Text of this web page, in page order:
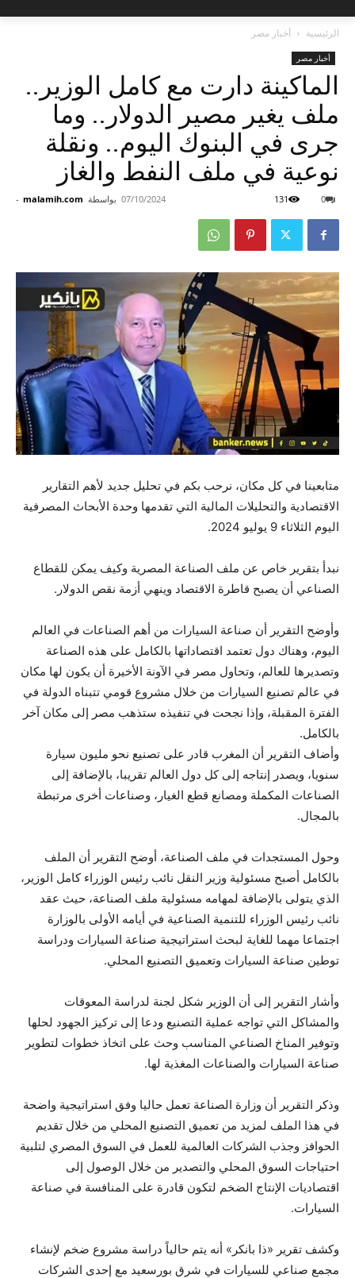
الرئيسية أخبار مصر
أخبار مصر
الماكينة دارت مع كامل الوزير..
ملف يغير مصير الدولار.. وما
جرى في البنوك اليوم.. ونقلة
نوعية في ملف النفط والغاز
بواسطة malamih.com
- 07/10/2024 0
131
متابعينا في كل مكان، نرحب بكم في تحليل جديد لأهم التقارير
الاقتصادية والتحليلات المالية التي تقدمها وحدة الأبحاث المصرفية
اليوم الثلاثاء 9 يوليو 2024.
نبدأ بتقرير خاص عن ملف الصناعة المصرية وكيف يمكن للقطاع
الصناعي أن يصبح قاطرة الاقتصاد وينهي أزمة نقص الدولار.
وأوضح التقرير أن صناعة السيارات من أهم الصناعات في العالم
اليوم، وهناك دول تعتمد اقتصاداتها بالكامل على هذه الصناعة
وتصديرها للعالم، وتحاول مصر في الآونة الأخيرة أن يكون لها مكان
في عالم تصنيع السيارات من خلال مشروع قومي تتبناه الدولة في
الفترة المقبلة، وإذا نجحت في تنفيذه ستذهب مصر إلى مكان آخر
بالكامل.
وأضاف التقرير أن المغرب قادر على تصنيع نحو مليون سيارة
سنويا، ويصدر إنتاجه إلى كل دول العالم تقريبا، بالإضافة إلى
الصناعات المكملة ومصانع قطع الغيار، وصناعات أخرى مرتبطة
بالمجال.
وحول المستجدات في ملف الصناعة، أوضح التقرير أن الملف
بالكامل أصبح مسئولية وزير النقل نائب رئيس الوزراء كامل الوزير،
الذي يتولى بالإضافة لمهامه مسئولية ملف الصناعة، حيث عقد
نائب رئيس الوزراء للتنمية الصناعية في أيامه الأولى بالوزارة
اجتماعا مهما للغاية لبحث استراتيجية صناعة السيارات ودراسة
توطين صناعة السيارات وتعميق التصنيع المحلي.
وأشار التقرير إلى أن الوزير شكل لجنة لدراسة المعوقات
والمشاكل التي تواجه عملية التصنيع ودعا إلى تركيز الجهود لحلها
وتوفير المناخ الصناعي المناسب وحث على اتخاذ خطوات لتطوير
صناعة السيارات والصناعات المغذية لها.
وذكر التقرير أن وزارة الصناعة تعمل حاليا وفق استراتيجية واضحة
في هذا الملف لمزيد من تعميق التصنيع المحلي من خلال تقديم
الحوافز وجذب الشركات العالمية للعمل في السوق المصري لتلبية
احتياجات السوق المحلي والتصدير من خلال الوصول إلى
اقتصاديات الإنتاج الضخم لتكون قادرة على المنافسة في صناعة
السيارات.
وكشف تقرير «ذا بانكر» أنه يتم حالياً دراسة مشروع ضخم لإنشاء
مجمع صناعي للسيارات في شرق بورسعيد مع إحدى الشركات